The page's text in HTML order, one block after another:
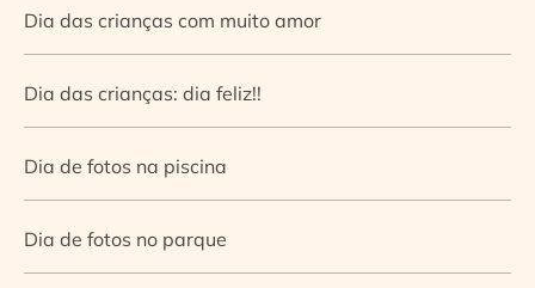
Dia das crianças com muito amor
Dia das crianças: dia feliz!!
Dia de fotos na piscina
Dia de fotos no parque